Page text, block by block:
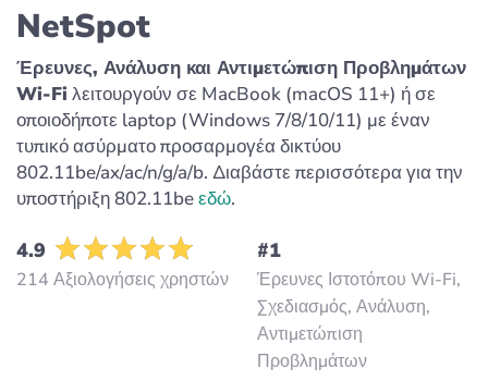
NetSpot
Έρευνες, Ανάλυση και Αντιμετώπιση Προβλημάτων
Wi-Fi λειτουργούν σε MacBook (macOS 11+) ή σε
οποιοδήποτε laptop (Windows 7/8/10/11) με έναν
τυπικό ασύρματο προσαρμογέα δικτύου
802.11be/ax/ac/n/g/a/b. Διαβάστε περισσότερα για την
υποστήριξη 802.11beεδώ.
4.9
214 Αξιολογήσεις χρηστών
#1
Έρευνες Ιστοτόπου Wi-Fi,
Σχεδιασμός, Ανάλυση,
Αντιμετώπιση
Προβλημάτων